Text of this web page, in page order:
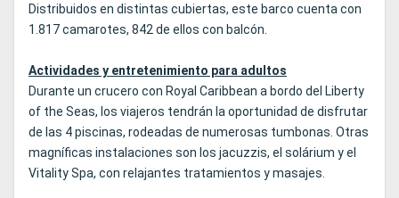
Distribuidos en distintas cubiertas, este barco cuenta con
1.817 camarotes, 842 de ellos con balcón.
Actividades y entretenimiento para adultos
Durante un crucero con Royal Caribbean a bordo del Liberty
of the Seas, los viajeros tendrán la oportunidad de disfrutar
de las 4 piscinas, rodeadas de numerosas tumbonas. Otras
magníficas instalaciones son los jacuzzis, el solárium y el
Vitality Spa, con relajantes tratamientos y masajes.